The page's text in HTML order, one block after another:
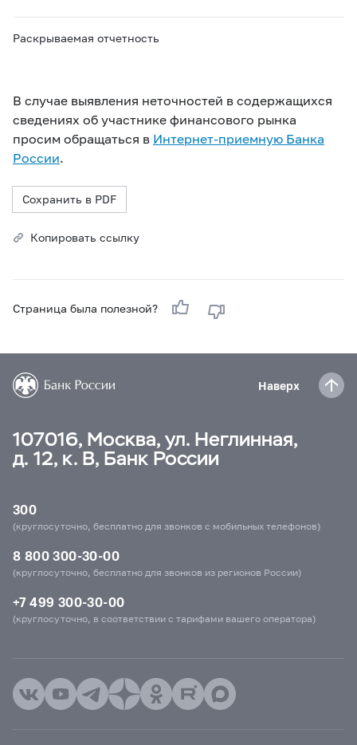
Раскрываемая отчетность
В случае выявления неточностей в содержащихся
сведениях об участнике финансового рынка
просим обращаться в Интернет-приемную Банка
России.
Сохранить в PDF
Копировать ссылку
Страница была полезной?
Наверх
107016, Москва, ул. Неглинная,
д. 12, к. В, Банк России
300
(круглосуточно, бесплатно для звонков с мобильных телефонов)
8 800 300-30-00
(круглосуточно, бесплатно для звонков из регионов России)
+7 499 300-30-00
(круглосуточно, в соответствии с тарифами вашего оператора)